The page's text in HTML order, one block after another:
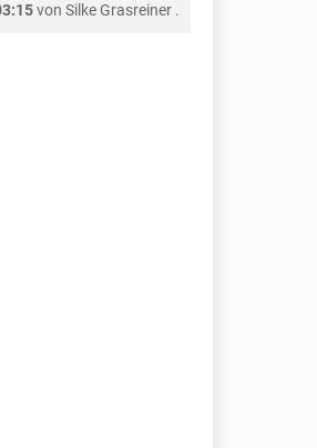
von Silke Grasreiner .